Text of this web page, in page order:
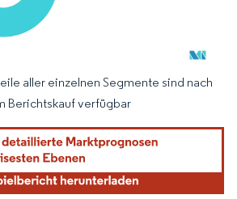
Wiederverwendung erfordert Namensnennung
aller einzelnen Segmente sind nach
Berichtskauf verfügbar